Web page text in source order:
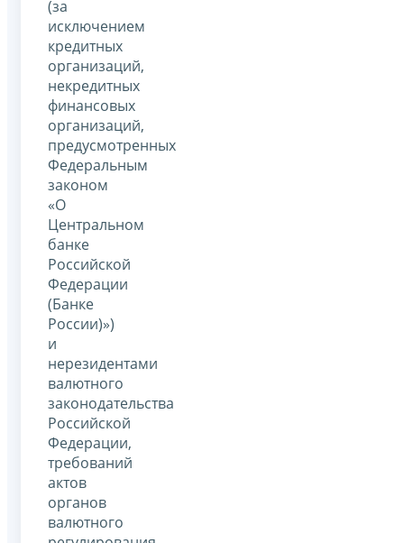
(за
исключением
кредитных
организаций,
некредитных
финансовых
организаций,
предусмотренных
Федеральным
законом
«О
Центральном
банке
Российской
Федерации
(Банке
России)»)
и
нерезидентами
валютного
законодательства
Российской
Федерации,
требований
актов
органов
валютного